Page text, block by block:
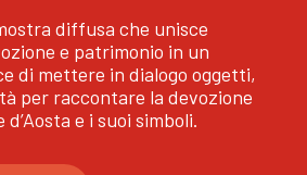
diffusa che unisce
e patrimonio in un
di mettere in dialogo oggetti,
per raccontare la devozione
d’Aosta e i suoi simboli.